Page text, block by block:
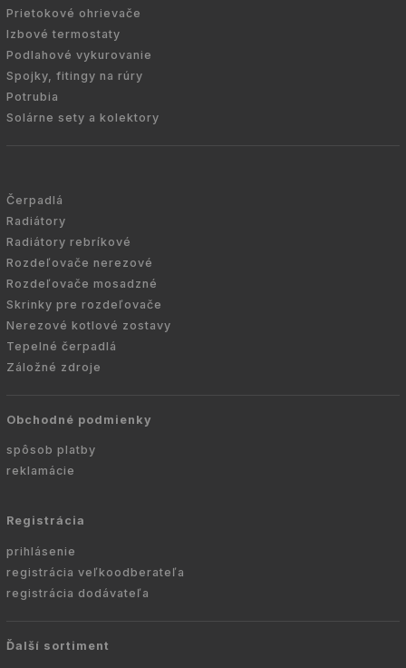
Prietokové ohrievače
Izbové termostaty
Podlahové vykurovanie
Spojky, fitingy na rúry
Potrubia
Solárne sety a kolektory
Čerpadlá
Radiátory
Radiátory rebríkové
Rozdeľovače nerezové
Rozdeľovače mosadzné
Skrinky pre rozdeľovače
Nerezové kotlové zostavy
Tepelné čerpadlá
Záložné zdroje
Obchodné podmienky
spôsob platby
reklamácie
Registrácia
prihlásenie
registrácia veľkoodberateľa
registrácia dodávateľa
Ďalší sortiment